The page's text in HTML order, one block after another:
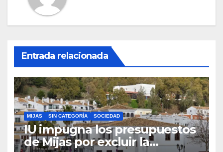
Entrada relacionada
MIJAS SIN CATEGORÍA SOCIEDAD
IU impugna los presupuestos
de Mijas por excluir la